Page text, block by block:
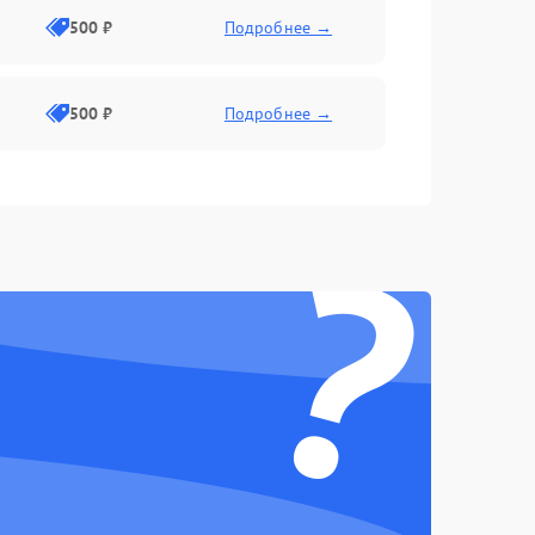
500 ₽ Подробнее →
500 ₽ Подробнее →
1000 ₽
Подробнее →
?